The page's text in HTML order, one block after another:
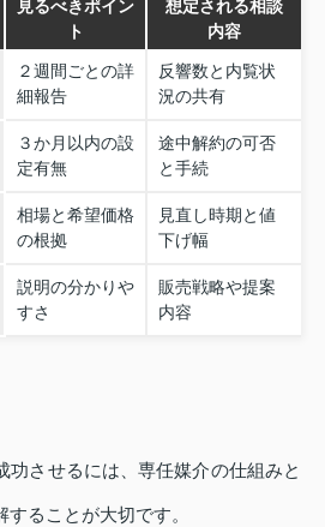
見るべきポイン
ト
想定される相談
内容
２週間ごとの詳
細報告
反響数と内覧状
況の共有
３か月以内の設
定有無
途中解約の可否
と手続
相場と希望価格
の根拠
見直し時期と値
下げ幅
説明の分かりや
すさ
販売戦略や提案
内容
功させるには、専任媒介の仕組みと
ることが大切です。